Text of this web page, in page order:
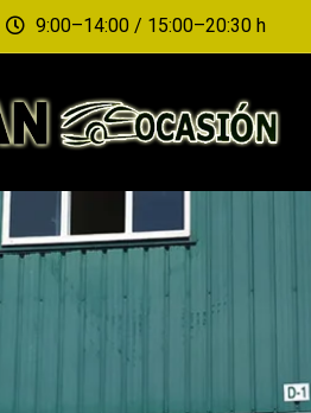
9:00–14:00 / 15:00–20:30 h